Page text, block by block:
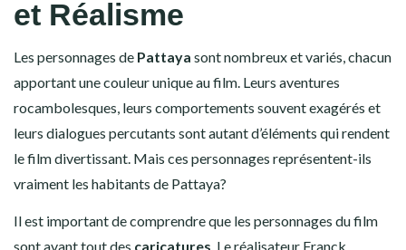
et Réalisme
Les personnages de Pattaya sont nombreux et variés, chacun
apportant une couleur unique au film. Leurs aventures
rocambolesques, leurs comportements souvent exagérés et
leurs dialogues percutants sont autant d’éléments qui rendent
le film divertissant. Mais ces personnages représentent-ils
vraiment les habitants de Pattaya?
Il est important de comprendre que les personnages du film
sont avant tout des caricatures . Le réalisateur Franck